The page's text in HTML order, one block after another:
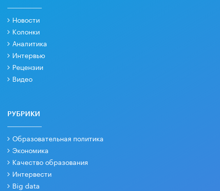
Новости
Колонки
Аналитика
Интервью
Рецензии
Видео
РУБРИКИ
Образовательная политика
Экономика
Качество образования
Интервести
Big data